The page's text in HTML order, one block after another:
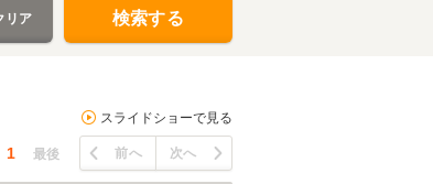
リア 検索する
スライドショーで見る
1 最後 前へ 次へ